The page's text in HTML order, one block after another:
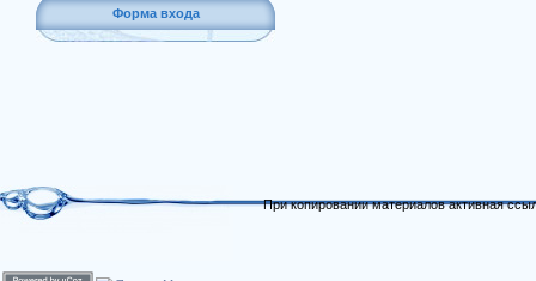
Форма входа
При копировании материалов активная